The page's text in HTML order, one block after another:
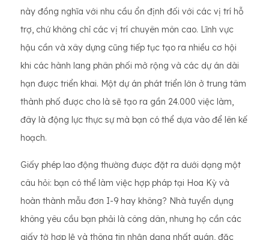
này đồng nghĩa với nhu cầu ổn định đối với các vị trí hỗ
trợ, chứ không chỉ các vị trí chuyên môn cao. Lĩnh vực
hậu cần và xây dựng cũng tiếp tục tạo ra nhiều cơ hội
khi các hành lang phân phối mở rộng và các dự án dài
hạn được triển khai. Một dự án phát triển lớn ở trung tâm
thành phố được cho là sẽ tạo ra gần 24.000 việc làm,
đây là động lực thực sự mà bạn có thể dựa vào để lên kế
hoạch.
Giấy phép lao động thường được đặt ra dưới dạng một
câu hỏi: bạn có thể làm việc hợp pháp tại Hoa Kỳ và
hoàn thành mẫu đơn I-9 hay không? Nhà tuyển dụng
không yêu cầu bạn phải là công dân, nhưng họ cần các
giấy tờ hợp lệ và thông tin nhận dạng nhất quán, đặc